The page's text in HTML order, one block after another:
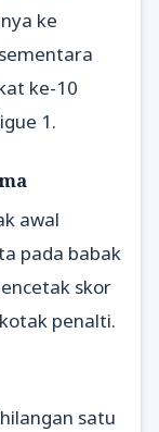
ke
ke-10
1.
awal
pada babak
skor
penalti.
satu